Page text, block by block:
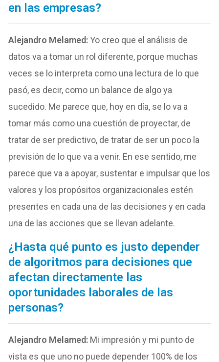
en las empresas?
Alejandro Melamed:Yo creo que el análisis de
datos va a tomar un rol diferente, porque muchas
veces se lo interpreta como una lectura de lo que
pasó, es decir, como un balance de algo ya
sucedido. Me parece que, hoy en día, se lo va a
tomar más como una cuestión de proyectar, de
tratar de ser predictivo, de tratar de ser un poco la
previsión de lo que va a venir. En ese sentido, me
parece que va a apoyar, sustentar e impulsar que los
valores y los propósitos organizacionales estén
presentes en cada una de las decisiones y en cada
una de las acciones que se llevan adelante.
¿Hasta qué punto es justo depender
de algoritmos para decisiones que
afectan directamente las
oportunidades laborales de las
personas?
Alejandro Melamed: Mi impresión y mi punto de
vista es que uno no puede depender 100% de los